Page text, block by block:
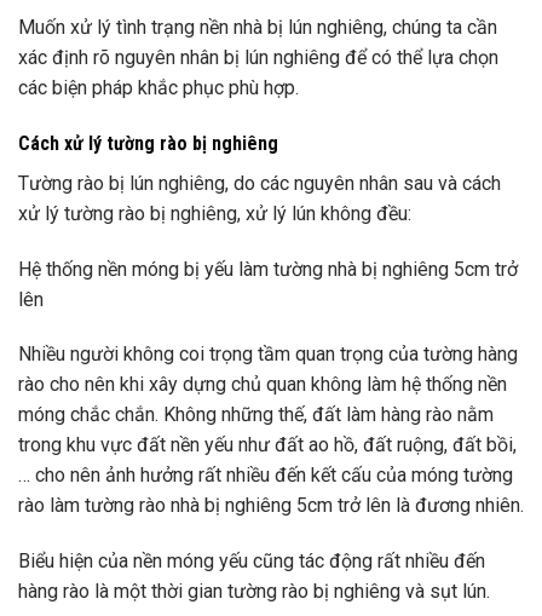
Muốn xử lý tình trạng nền nhà bị lún nghiêng, chúng ta cần
xác định rõ nguyên nhân bị lún nghiêng để có thể lựa chọn
các biện pháp khắc phục phù hợp.
Cách xử lý tường rào bị nghiêng
Tường rào bị lún nghiêng, do các nguyên nhân sau và cách
xử lý tường rào bị nghiêng, xử lý lún không đều:
Hệ thống nền móng bị yếu làm tường nhà bị nghiêng 5cm trở
lên
Nhiều người không coi trọng tầm quan trọng của tường hàng
rào cho nên khi xây dựng chủ quan không làm hệ thống nền
móng chắc chắn. Không những thế, đất làm hàng rào nằm
trong khu vực đất nền yếu như đất ao hồ, đất ruộng, đất bồi,
… cho nên ảnh hưởng rất nhiều đến kết cấu của móng tường
rào làm tường rào nhà bị nghiêng 5cm trở lên là đương nhiên.
Biểu hiện của nền móng yếu cũng tác động rất nhiều đến
hàng rào là một thời gian tường rào bị nghiêng và sụt lún.